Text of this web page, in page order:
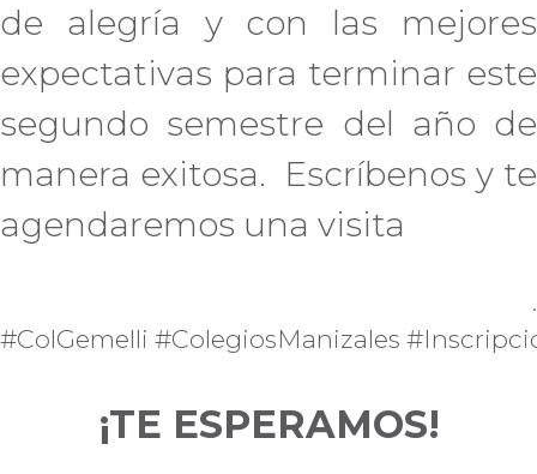
de alegría y con las mejores
expectativas para terminar este
segundo semestre del año de
manera exitosa. Escríbenos y te
agendaremos una visita
.
#ColGemelli #ColegiosManizales
¡TE ESPERAMOS!